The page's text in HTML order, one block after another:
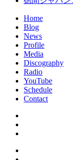
Home
Blog
News
Profile
Media
Discography
Radio
YouTube
Schedule
Contact